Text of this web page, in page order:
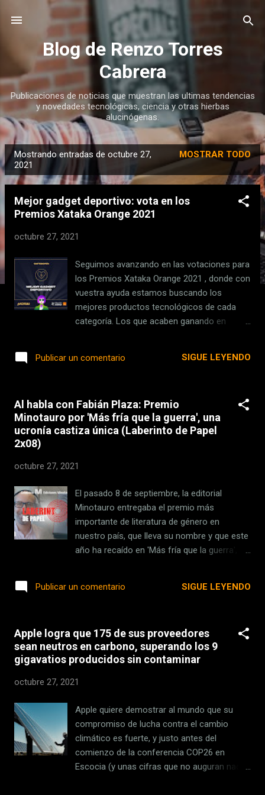
Ir al contenido principal
Blog de Renzo Torres
Cabrera
Publicaciones de noticias que muestran las ultimas tendencias
y novedades tecnológicas, ciencia y otras hierbas
alucinógenas.
E
n
Mostrando entradas de octubre 27,
2021
MOSTRAR TODO
Mejor gadget deportivo: vota en los
Premios Xataka Orange 2021
octubre 27, 2021
Seguimos avanzando en las votaciones para
los Premios Xataka Orange 2021 , donde con
vuestra ayuda estamos buscando los
mejores productos tecnológicos de cada
categoría. Los que acaben ganando en
gala de los Premios, que tendrá lugar el
artículo vas a tener todos los detalles sobre
el funcionamiento del sistema de
votaciones. Pero ahora vamos a seguir
mejor gadget deportivo de este último año.
los participantes de esta categoría: Coros
Vertix 2 JBL Reflect Flow Pro (auriculares)
Garmin Forerunner 55 Garmin Forerunner
945 LTE Polar Grit X Pro Polar Vantage M2
Sigma Rox 11.1 EVO Suunto 9 Peak Volava
móvil y no se ve bien el formulari...
Publicar un comentario SIGUE LEYENDO
Al habla con Fabián Plaza: Premio
Minotauro por 'Más fría que la guerra', una
ucronía castiza única (Laberinto de Papel
2x08)
octubre 27, 2021
El pasado 8 de septiembre, la editorial
Minotauro entregaba el premio más
importante de literatura de género en
nuestro país, que lleva su nombre y que este
año ha recaído en 'Más fría que la guerra',
Fabián Plaza, es el invitado de nuestro último
colaboración de la editorial Minotauro. Con
él hemos tenido ocasión de hablar de esta
vibrante fantasía que transcurre en unos
años ochenta donde los estamentos
sociedad española . Un agente del CESID de
castizos ademanes tendrá que aliarse con
un par de superpotencias no muy bien vistas
por el régimen para vencer a los malosviajes,
unas criaturas indestructibles y hostiles
Publicar un comentario SIGUE LEYENDO
Apple logra que 175 de sus proveedores
sean neutros en carbono, superando los 9
gigavatios producidos sin contaminar
octubre 27, 2021
Apple quiere demostrar al mundo que su
compromiso de lucha contra el cambio
climático es fuerte, y justo antes del
comienzo de la conferencia COP26 en
Escocia (y unas cifras que no auguran nada